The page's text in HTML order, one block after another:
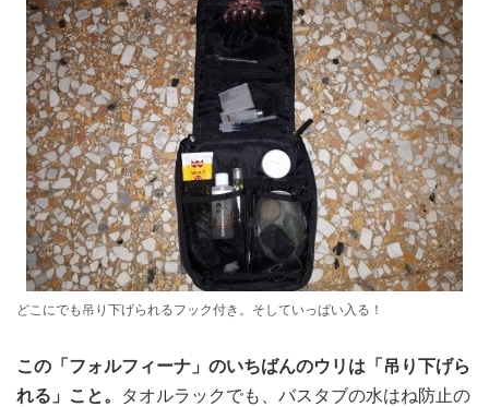
どこにでも吊り下げられるフック付き。そしていっぱい入る！
この「フォルフィーナ」のいちばんのウリは「吊り下げら
れる」こと。
タオルラックでも、バスタブの水はね防止の